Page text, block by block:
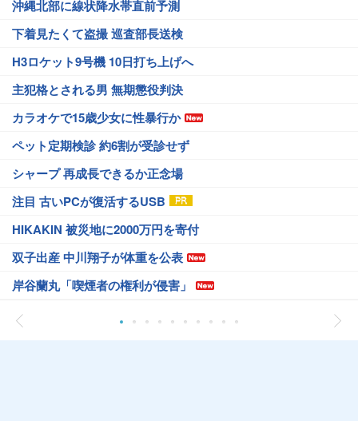
沖縄北部に線状降水帯直前予測
下着見たくて盗撮 巡査部長送検
H3ロケット9号機 10日打ち上げへ
主犯格とされる男 無期懲役判決
カラオケで15歳少女に性暴行か
ペット定期検診 約6割が受診せず
シャープ 再成長できるか正念場
注目 古いPCが復活するUSB
HIKAKIN 被災地に2000万円を寄付
双子出産 中川翔子が体重を公表
岸谷蘭丸「喫煙者の権利が侵害」